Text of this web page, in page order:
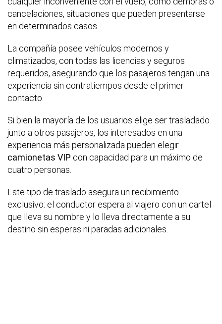
cancelaciones, situaciones que pueden presentarse
en determinados casos.
La compañía posee vehículos modernos y
climatizados, con todas las licencias y seguros
requeridos, asegurando que los pasajeros tengan una
experiencia sin contratiempos desde el primer
contacto.
Si bien la mayoría de los usuarios elige ser trasladado
junto a otros pasajeros, los interesados en una
experiencia más personalizada pueden elegir
camionetas VIP con capacidad para un máximo de
cuatro personas.
Este tipo de traslado asegura un recibimiento
exclusivo: el conductor espera al viajero con un cartel
que lleva su nombre y lo lleva directamente a su
destino sin esperas ni paradas adicionales.